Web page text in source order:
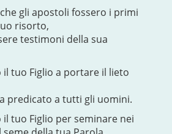
gli apostoli fossero i primi
risorto,
testimoni della sua
il tuo Figlio a portare il lieto
predicato a tutti gli uomini.
tuo Figlio per seminare nei